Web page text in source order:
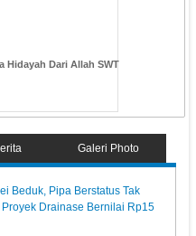
Hidayah Dari Allah SWT
Galeri Photo
Beduk, Pipa Berstatus Tak
Drainase Bernilai Rp15